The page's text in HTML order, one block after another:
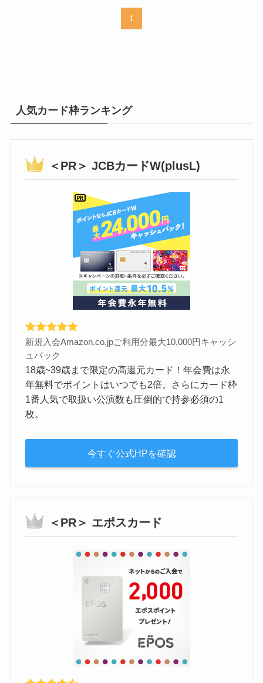
1
人気カード枠ランキング
＜PR＞ JCBカードW(plusL)
新規入会Amazon.co.jpご利用分最大10,000円キャッシ
ュバック
18歳~39歳まで限定の高還元カード！年会費は永
年無料でポイントはいつでも2倍。さらにカード枠
1番人気で取扱い公演数も圧倒的で持参必須の1
枚。
今すぐ公式HPを確認
＜PR＞ エポスカード